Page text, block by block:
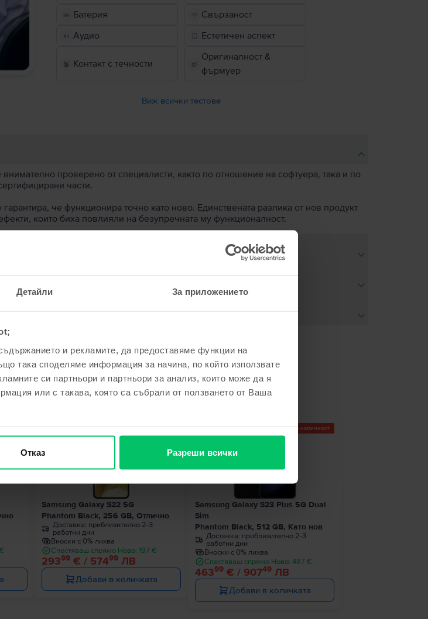
Детайли За приложението
и рекламите, да предоставяме функции на
така споделяме информация за начина, по който използвате
си партньори и партньори за анализ, които може да я
или с такава, която са събрали от ползването от Ваша
Отказ Разреши всички
Батерия
Свързаност
Аудио
Естетичен аспект
Контакт с течности
Оригиналност &
фърмуер
Виж всички тестове
проверено от специалисти, както по отношение на софтуера, така и по
части.
че функционира точно като ново. Единствената разлика от нов продукт
които биха повлияли на безупречната му функционалност.
с твоето търсене
Samsung Galaxy S22 5G
Phantom Black, 256 GB, Отлично
Доставка: приблизително 2-3
работни дни
Вноски с 0% лихва
Спестяваш спрямо Ново: 197 €
29399 € / 57499 ЛВ
Добави в количката
Последен в наличност
Samsung Galaxy S23 Plus 5G Dual
Sim
Phantom Black, 512 GB, Като нов
Доставка: приблизително 2-3
работни дни
Вноски с 0% лихва
Спестяваш спрямо Ново: 487 €
46399 € / 90749 ЛВ
Добави в количката